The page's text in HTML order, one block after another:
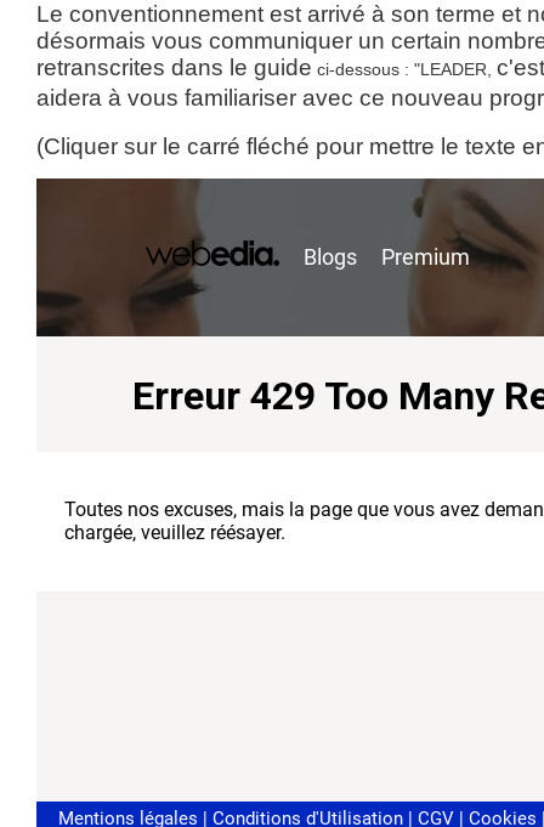
Le conventionnement est arrivé à son terme et
désormais vous communiquer un certain
retranscrites dans le guide ci-dessous : "LEADER,
aidera à vous familiariser avec ce nouveau prog
(Cliquer sur le carré fléché pour mettre le texte